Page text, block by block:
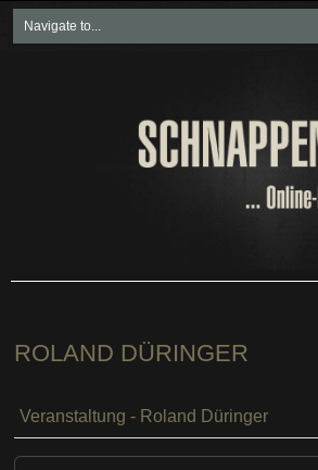
Neueste Beiträge
Soziales & Projekte
ROLAND DÜRINGER
Veranstaltung - Roland Düringer